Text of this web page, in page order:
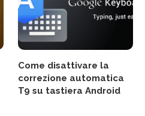
Come disattivare la
correzione automatica
T9 su tastiera Android